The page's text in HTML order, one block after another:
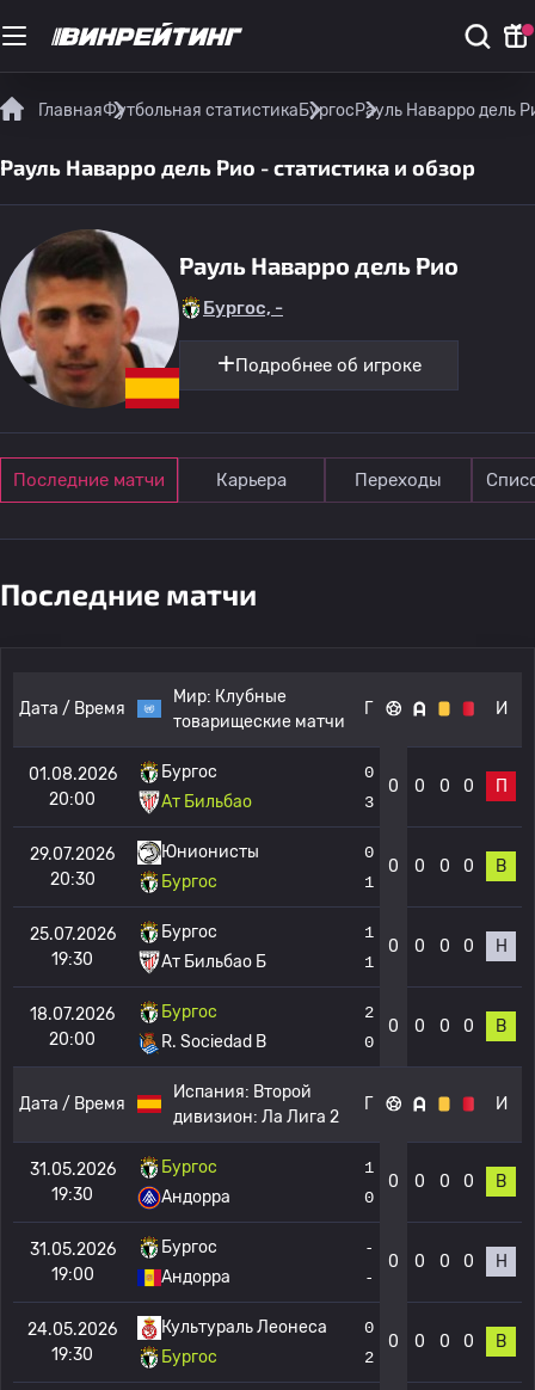
ГлавнаяФутбольная статистикаБургосРауль Наварро дель
Рауль Наварро дель Рио - статистика и обзор
Рауль Наварро дель Рио
Бургос, -
Подробнее об игроке
Последние матчи Карьера Переходы
Последние матчи
Дата / Время
Мир: Клубные
товарищеские матчи
Г И
01.08.2026
20:00
Бургос
Ат Бильбао
0
3
0 0 0 0 П
29.07.2026
20:30
Юнионисты
Бургос
0
1
0 0 0 0 В
25.07.2026
19:30
Бургос
Ат Бильбао Б
1
1
0 0 0 0 Н
18.07.2026
20:00
Бургос
R. Sociedad B
2
0
0 0 0 0 В
Дата / Время
Испания: Второй
дивизион: Ла Лига 2
Г И
31.05.2026
19:30
Бургос
Андорра
1
0
0 0 0 0 В
31.05.2026
19:00
Бургос
Андорра
-
-
0 0 0 0 Н
24.05.2026
19:30
Культураль Леонеса
Бургос
0
2
0 0 0 0 В